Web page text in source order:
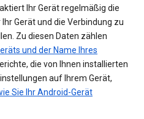
Ihr Gerät regelmäßig die
Gerät und die Verbindung zu
Zu diesen Daten zählen
und der Name Ihres
die von Ihnen installierten
auf Ihrem Gerät,
Sie Ihr Android-Gerät